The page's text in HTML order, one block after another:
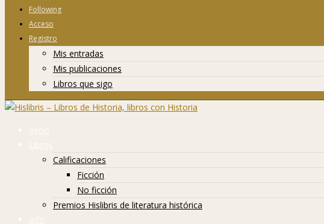
Following
Acceso
Registro
Mis entradas
Mis publicaciones
Libros que sigo
Inicio
Libros
Calificaciones
Ficción
No ficción
Premios Hislibris de literatura histórica
Info